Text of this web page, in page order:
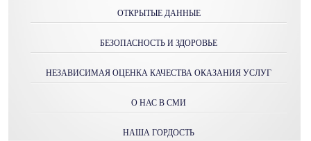
ОТКРЫТЫЕ ДАННЫЕ
БЕЗОПАСНОСТЬ И ЗДОРОВЬЕ
НЕЗАВИСИМАЯ ОЦЕНКА КАЧЕСТВА ОКАЗАНИЯ УСЛУГ
О НАС В СМИ
НАША ГОРДОСТЬ